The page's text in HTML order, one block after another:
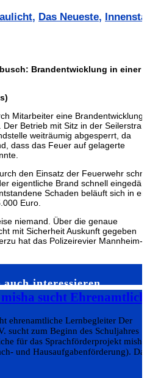
, Das Neueste,
Brandentwicklung in einer
Mitarbeiter eine Brandentwicklung
Betrieb mit Sitz in der
weiträumig abgesperrt, da
dass das Feuer auf gelagerte
den Einsatz der Feuerwehr
eigentliche Brand schnell
Schaden beläuft sich in
Euro.
niemand. Über die genaue
mit Sicherheit Auskunft gegeben
hat das Polizeirevier Mannheim-
auch interessieren…
sucht
ehrenamtliche Lernbegleiter Der
sucht zum Beginn des Schuljahres
für das Sprachförderprojekt misha
und Hausaufgabenförderung).